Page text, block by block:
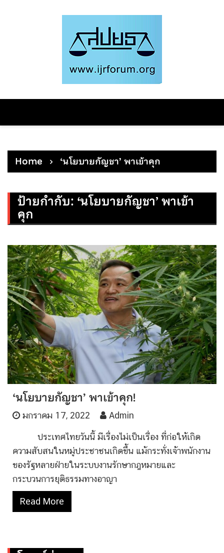
Home ‘นโยบายกัญชา’ พาเข้าคุก
ป้ายกำกับ: ‘นโยบายกัญชา’ พาเข้า
คุก
‘นโยบายกัญชา’ พาเข้าคุก!
มกราคม 17, 2022 Admin
ประเทศไทยวันนี้ มีเรื่องไม่เป็นเรื่อง ที่ก่อให้เกิด
ความสับสนในหมู่ประชาชนเกิดขึ้น แม้กระทั่งเจ้าพนักงาน
ของรัฐหลายฝ่ายในระบบงานรักษากฎหมายและ
กระบวนการยุติธรรมทางอาญา
Read More